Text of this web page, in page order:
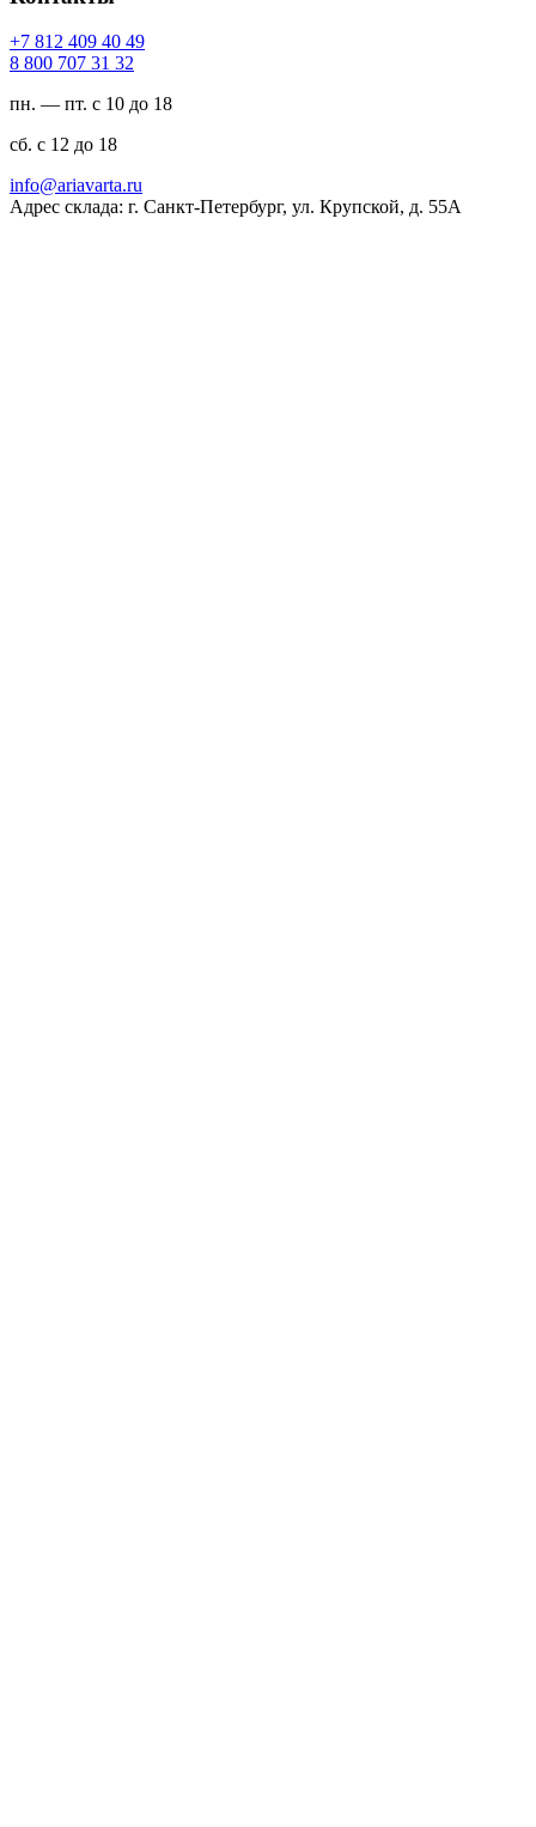
94 04 904 218 7+
23 13 707 008 8
пн. — пт. с 10 до 18
сб. с 12 до 18
ur.atravaira@ofni
Адрес склада: г. Санкт-Петербург, ул. Крупской, д. 55А